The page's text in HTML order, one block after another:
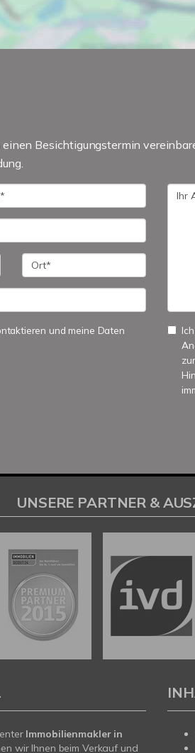
Besichtigungstermin
und meine Daten
UNSERE PARTNER &
Immobilienmakler in
wir Ihnen beim Verkauf und